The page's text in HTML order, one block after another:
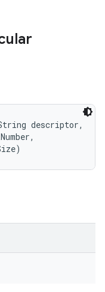
descriptor,